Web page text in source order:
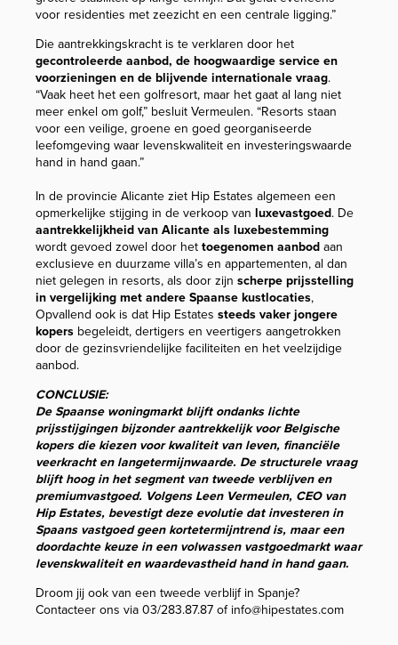
voor residenties met zeezicht en een centrale ligging.”
Die aantrekkingskracht is te verklaren door het
gecontroleerde aanbod, de hoogwaardige service en
voorzieningen en de blijvende internationale vraag.
“Vaak heet het een golfresort, maar het gaat al lang niet
meer enkel om golf,” besluit Vermeulen. “Resorts staan
voor een veilige, groene en goed georganiseerde
leefomgeving waar levenskwaliteit en investeringswaarde
hand in hand gaan.”
In de provincie Alicante ziet Hip Estates algemeen een
opmerkelijke stijging in de verkoop van luxevastgoed. De
aantrekkelijkheid van Alicante als luxebestemming
wordt gevoed zowel door het toegenomen aanbod aan
exclusieve en duurzame villa’s en appartementen, al dan
niet gelegen in resorts, als door zijn scherpe prijsstelling
in vergelijking met andere Spaanse kustlocaties,
Opvallend ook is dat Hip Estates steeds vaker jongere
kopers begeleidt, dertigers en veertigers aangetrokken
door de gezinsvriendelijke faciliteiten en het veelzijdige
aanbod.
CONCLUSIE:
De Spaanse woningmarkt blijft ondanks lichte
prijsstijgingen bijzonder aantrekkelijk voor Belgische
kopers die kiezen voor kwaliteit van leven, financiële
veerkracht en langetermijnwaarde. De structurele vraag
blijft hoog in het segment van tweede verblijven en
premiumvastgoed. Volgens Leen Vermeulen, CEO van
Hip Estates, bevestigt deze evolutie dat investeren in
Spaans vastgoed geen kortetermijntrend is, maar een
doordachte keuze in een volwassen vastgoedmarkt waar
levenskwaliteit en waardevastheid hand in hand gaan.
Droom jij ook van een tweede verblijf in Spanje?
Contacteer ons via 03/283.87.87 of info@hipestates.com